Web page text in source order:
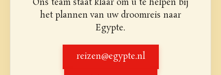
Ons team staat klaar om u te helpen bij
het plannen van uw droomreis naar
Egypte.
reizen@egypte.nl